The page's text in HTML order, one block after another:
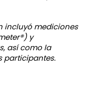
incluyó mediciones
y
así como la
participantes.